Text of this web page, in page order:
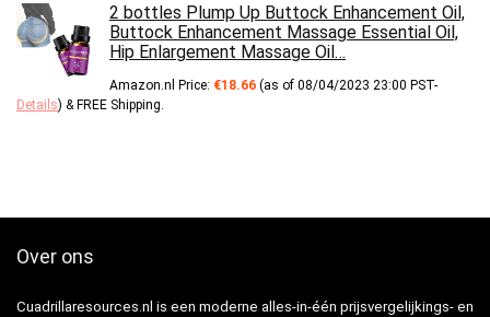
2 bottles Plump Up Buttock Enhancement Oil,
Buttock Enhancement Massage Essential Oil,
Hip Enlargement Massage Oil…
Amazon.nl Price: €18.66 (as of 08/04/2023 23:00 PST-
Details) & FREE Shipping
Over ons
Cuadrillaresources.nl is een moderne alles-in-één prijsvergelijkings- en